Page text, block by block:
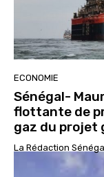
ECONOMIE
Sénégal-
flottante de
gaz du projet
La Rédaction